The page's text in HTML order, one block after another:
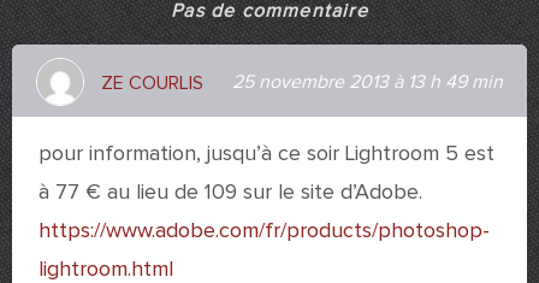
Pas de commentaire
ZE COURLIS 25 novembre 2013 à 13 h 49 min
pour information, jusqu’à ce soir Lightroom 5 est
à 77 € au lieu de 109 sur le site d’Adobe.
https://www.adobe.com/fr/products/photoshop-
lightroom.html